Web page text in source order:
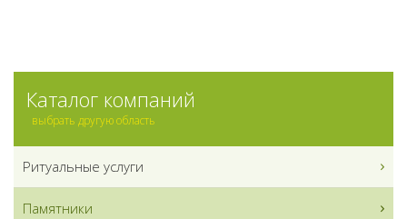
Каталог компаний
выбрать другую область
Ритуальные услуги
Памятники